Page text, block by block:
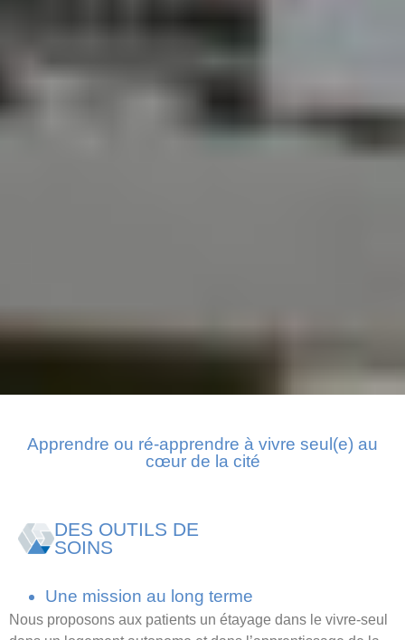
Apprendre ou ré-apprendre à vivre seul(e) au
cœur de la cité
DES OUTILS DE
SOINS
Une mission au long terme
Nous proposons aux patients un étayage dans le vivre-seul